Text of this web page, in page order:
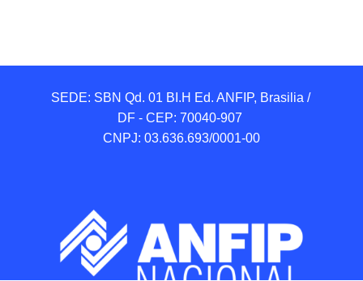
SEDE: SBN Qd. 01 BI.H Ed. ANFIP, Brasilia /
DF - CEP: 70040-907
CNPJ: 03.636.693/0001-00